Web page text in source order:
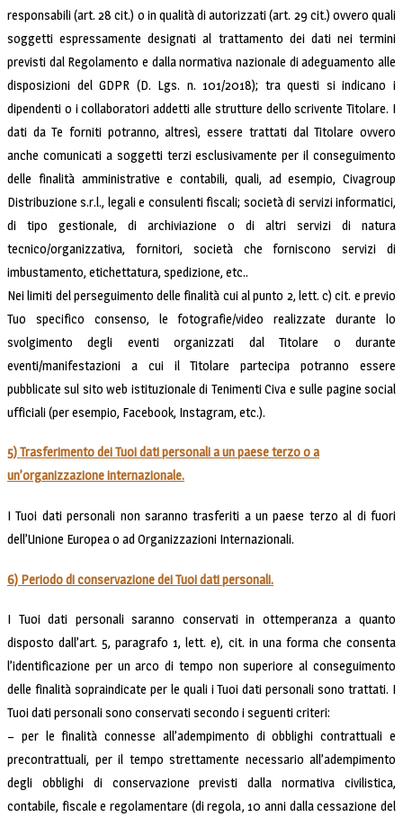
responsabili (art. 28 cit.) o in qualità di autorizzati (art. 29 cit.) ovvero quali
soggetti espressamente designati al trattamento dei dati nei termini
previsti dal Regolamento e dalla normativa nazionale di adeguamento alle
disposizioni del GDPR (D. Lgs. n. 101/2018); tra questi si indicano i
dipendenti o i collaboratori addetti alle strutture dello scrivente Titolare. I
dati da Te forniti potranno, altresì, essere trattati dal Titolare ovvero
anche comunicati a soggetti terzi esclusivamente per il conseguimento
delle finalità amministrative e contabili, quali, ad esempio, Civagroup
Distribuzione s.r.l., legali e consulenti fiscali; società di servizi informatici,
di tipo gestionale, di archiviazione o di altri servizi di natura
tecnico/organizzativa, fornitori, società che forniscono servizi di
imbustamento, etichettatura, spedizione, etc..
Nei limiti del perseguimento delle finalità cui al punto 2, lett. c) cit. e previo
Tuo specifico consenso, le fotografie/video realizzate durante lo
svolgimento degli eventi organizzati dal Titolare o durante
eventi/manifestazioni a cui il Titolare partecipa potranno essere
pubblicate sul sito web istituzionale di Tenimenti Civa e sulle pagine social
ufficiali (per esempio, Facebook, Instagram, etc.).
5) Trasferimento dei Tuoi dati personali a un paese terzo o a
un’organizzazione internazionale.
I Tuoi dati personali non saranno trasferiti a un paese terzo al di fuori
dell’Unione Europea o ad Organizzazioni Internazionali.
6) Periodo di conservazione dei Tuoi dati personali.
I Tuoi dati personali saranno conservati in ottemperanza a quanto
disposto dall’art. 5, paragrafo 1, lett. e), cit. in una forma che consenta
l’identificazione per un arco di tempo non superiore al conseguimento
delle finalità sopraindicate per le quali i Tuoi dati personali sono trattati. I
Tuoi dati personali sono conservati secondo i seguenti criteri:
– per le finalità connesse all’adempimento di obblighi contrattuali e
precontrattuali, per il tempo strettamente necessario all’adempimento
degli obblighi di conservazione previsti dalla normativa civilistica,
contabile, fiscale e regolamentare (di regola, 10 anni dalla cessazione del